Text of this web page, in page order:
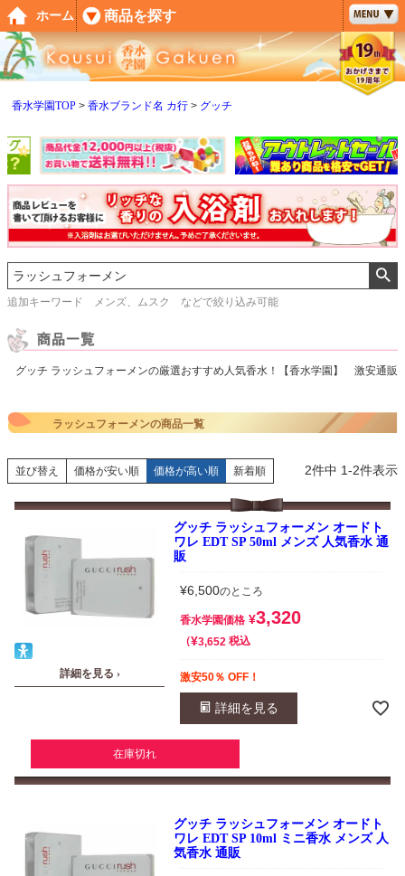
香水学園TOP 香水ブランド名 カ行 グッチ
追加キーワード メンズ、ムスク などで絞り込み可能
グッチ ラッシュフォーメンの厳選おすすめ人気香水！【香水学園】 激安通販
ラッシュフォーメンの商品一覧
並び替え 価格が安い順 価格が高い順 新着順 2件中 1-2件表示
詳細を見る ›
グッチ ラッシュフォーメン オードト
ワレ EDT SP 50ml メンズ 人気香水 通
販
¥6,500のところ
香水学園価格 ¥3,320
¥3,652 税込
激安50％ OFF！
詳細を見る
在庫切れ
グッチ ラッシュフォーメン オードト
ワレ EDT SP 10ml ミニ香水 メンズ 人
気香水 通販
ペー
ジト
ップ
へ
ホーム 商品を探す